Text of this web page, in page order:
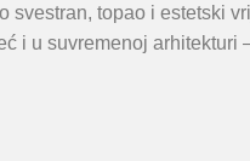
svestran, topao i estetski
i u suvremenoj arhitekturi